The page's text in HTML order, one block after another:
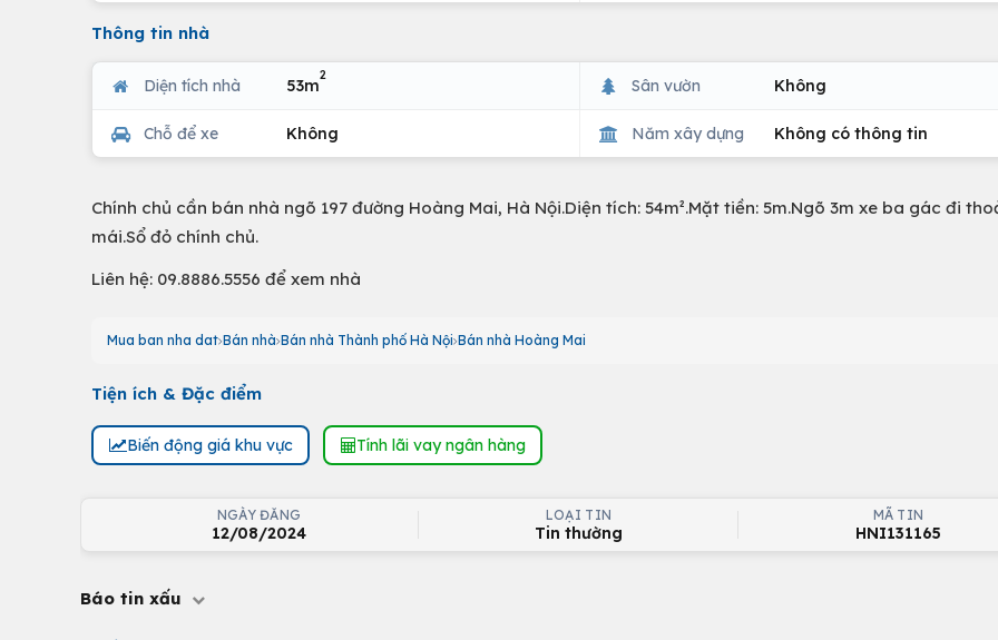
Thông tin nhà
Diện tích nhà 53m
2
Sân vườn Không
Chỗ để xe Không Năm xây dựng Không có thông tin
Chính chủ cần bán nhà ngõ 197 đường Hoàng Mai, Hà Nội.Diện tích: 54m².Mặt tiền: 5m.Ngõ 3m xe ba gác đi
mái.Sổ đỏ chính chủ.
Liên hệ: 09.8886.5556 để xem nhà
Mua ban nha dat Bán nhà Bán nhà Thành phố Hà Nội Bán nhà Hoàng Mai
Tiện ích & Đặc điểm
Biến động giá khu vực Tính lãi vay ngân hàng
NGÀY ĐĂNG
12/08/2024
LOẠI TIN
Tin thường
MÃ TIN
HNI131165
Báo tin xấu